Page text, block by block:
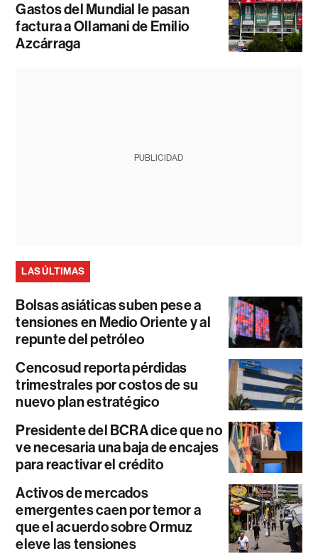
Gastos del Mundial le pasan
factura a Ollamani de Emilio
Azcárraga
PUBLICIDAD
LAS ÚLTIMAS
Bolsas asiáticas suben pese a
tensiones en Medio Oriente y al
repunte del petróleo
Cencosud reporta pérdidas
trimestrales por costos de su
nuevo plan estratégico
Presidente del BCRA dice que no
ve necesaria una baja de encajes
para reactivar el crédito
Activos de mercados
emergentes caen por temor a
que el acuerdo sobre Ormuz
eleve las tensiones